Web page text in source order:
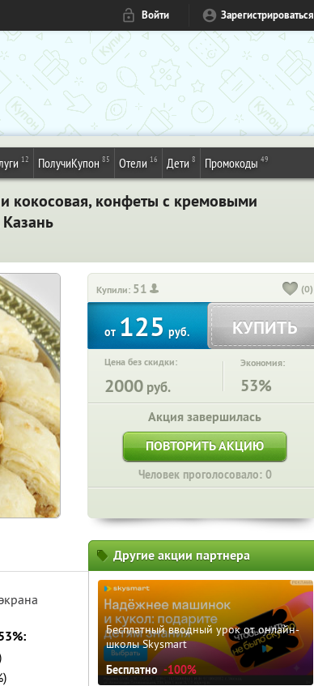
Войти Зарегистрироваться
12 ПолучиКупон 85 Отели 16 Дети 8 Промокоды 49
кокосовая, конфеты с кремовыми
Купили: 51 (0)
от125руб. КУПИТЬ
Цена без скидки:
2000 руб.
Экономия:
53%
Акция завершилась
ПОВТОРИТЬ АКЦИЮ
Человек проголосовало: 0
Другие акции партнера
Бесплатный вводный урок от онлайн-
школы Skysmart
Бесплатно -100%